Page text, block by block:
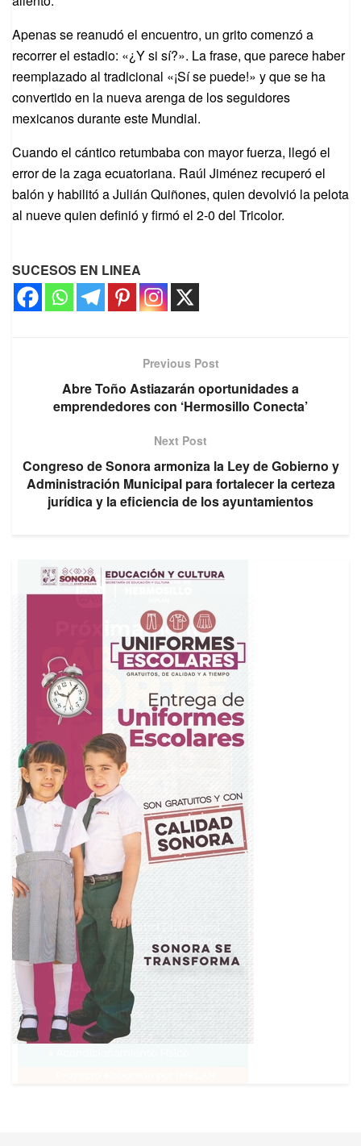
Apenas se reanudó el encuentro, un grito comenzó a
recorrer el estadio: «¿Y si sí?». La frase, que parece haber
reemplazado al tradicional «¡Sí se puede!» y que se ha
convertido en la nueva arenga de los seguidores
mexicanos durante este Mundial.
Cuando el cántico retumbaba con mayor fuerza, llegó el
error de la zaga ecuatoriana. Raúl Jiménez recuperó el
balón y habilitó a Julián Quiñones, quien devolvió la pelota
al nueve quien definió y firmó el 2-0 del Tricolor.
SUCESOS EN LINEA
Previous Post
Abre Toño Astiazarán oportunidades a
emprendedores con ‘Hermosillo Conecta’
Next Post
Congreso de Sonora armoniza la Ley de Gobierno y
Administración Municipal para fortalecer la certeza
jurídica y la eficiencia de los ayuntamientos